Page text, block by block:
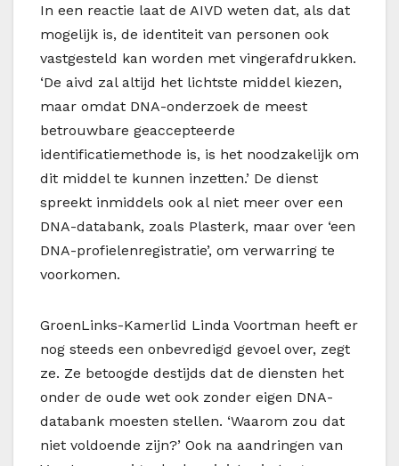
In een reactie laat de AIVD weten dat, als dat
mogelijk is, de identiteit van personen ook
vastgesteld kan worden met vingerafdrukken.
‘De aivd zal altijd het lichtste middel kiezen,
maar omdat DNA-onderzoek de meest
betrouwbare geaccepteerde
identificatiemethode is, is het noodzakelijk om
dit middel te kunnen inzetten.’ De dienst
spreekt inmiddels ook al niet meer over een
DNA-databank, zoals Plasterk, maar over ‘een
DNA-profielenregistratie’, om verwarring te
voorkomen.
GroenLinks-Kamerlid Linda Voortman heeft er
nog steeds een onbevredigd gevoel over, zegt
ze. Ze betoogde destijds dat de diensten het
onder de oude wet ook zonder eigen DNA-
databank moesten stellen. ‘Waarom zou dat
niet voldoende zijn?’ Ook na aandringen van